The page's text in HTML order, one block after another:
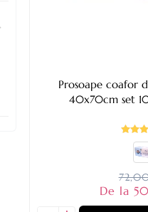
Prosoape coafor
40x70cm set
De la